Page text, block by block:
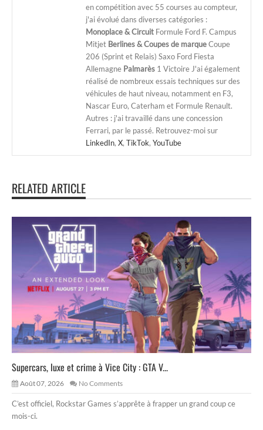
en compétition avec 55 courses au compteur,
j'ai évolué dans diverses catégories :
Monoplace & Circuit Formule Ford F. Campus
Mitjet Berlines & Coupes de marqueCoupe
206 (Sprint et Relais) Saxo Ford Fiesta
Allemagne Palmarès 1 Victoire J'ai également
réalisé de nombreux essais techniques sur des
véhicules de haut niveau, notamment en F3,
Nascar Euro, Caterham et Formule Renault.
Autres : j'ai travaillé dans une concession
Ferrari, par le passé. Retrouvez-moi sur
LinkedIn, X, TikTok, YouTube
RELATED ARTICLE
Supercars, luxe et crime à Vice City : GTA V...
Août 07, 2026 No Comments
C’est officiel, Rockstar Games s’apprête à frapper un grand coup ce
mois-ci.